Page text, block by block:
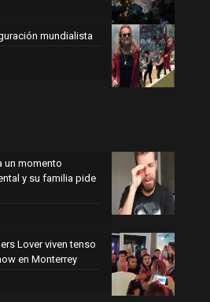
mundialista
un momento
y su familia pide
Lover viven tenso
en Monterrey